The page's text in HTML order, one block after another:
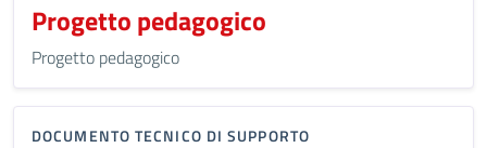
Progetto pedagogico
Progetto pedagogico
DOCUMENTO TECNICO DI SUPPORTO